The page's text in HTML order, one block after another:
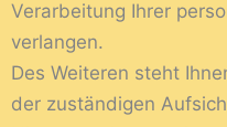
Verarbeitung Ihrer
verlangen.
Des Weiteren steht
der zuständigen